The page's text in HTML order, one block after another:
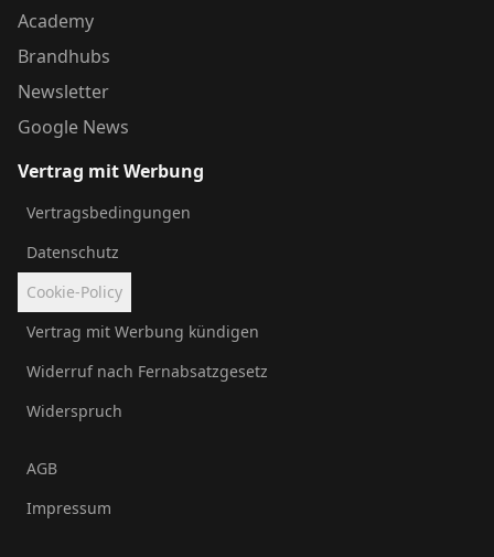
Academy
Brandhubs
Newsletter
Google News
Vertrag mit Werbung
Vertragsbedingungen
Datenschutz
Cookie-Policy
Vertrag mit Werbung kündigen
Widerruf nach Fernabsatzgesetz
Widerspruch
AGB
Impressum